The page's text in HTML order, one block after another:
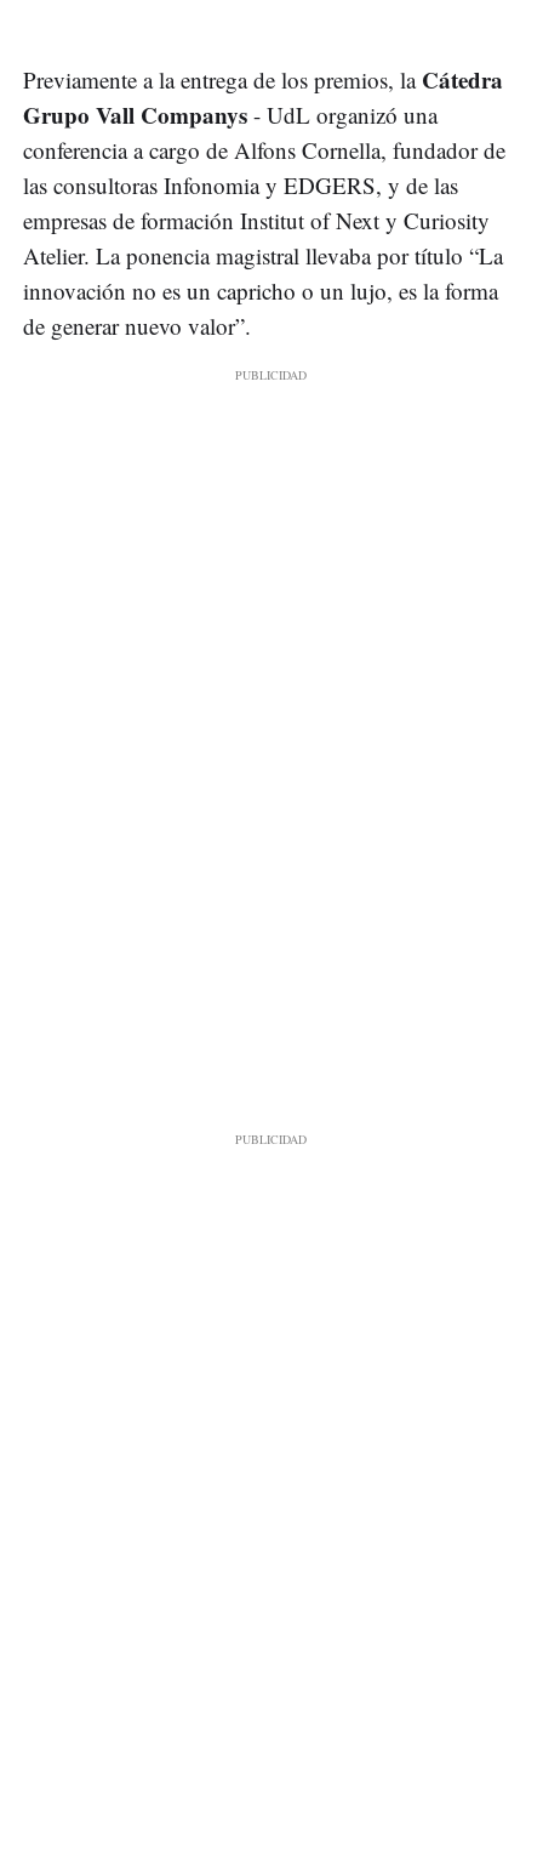
Previamente a la entrega de los premios, la Cátedra
Grupo Vall Companys - UdL organizó una
conferencia a cargo de Alfons Cornella, fundador de
las consultoras Infonomia y EDGERS, y de las
empresas de formación Institut of Next y Curiosity
Atelier. La ponencia magistral llevaba por título “La
innovación no es un capricho o un lujo, es la forma
de generar nuevo valor”.